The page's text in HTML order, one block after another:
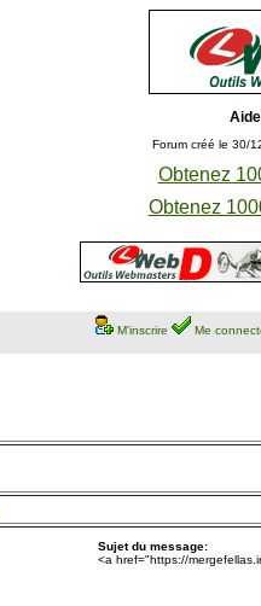
Forum créé le 30/
Obtenez
Obtenez
M'inscrire Me
Sujet du message:
<a href="https://